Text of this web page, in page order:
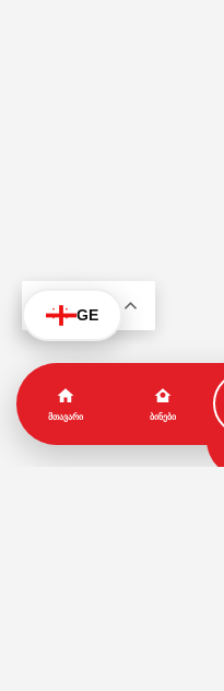
GE
ᲛᲗᲐᲕᲐᲠᲘ ᲑᲘᲜᲔᲑᲘ
KA